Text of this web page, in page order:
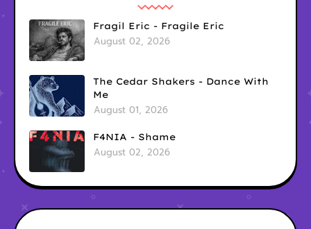
Fragil Eric - Fragile Eric
August 02, 2026
The Cedar Shakers - Dance With
Me
August 01, 2026
F4NIA - Shame
August 02, 2026